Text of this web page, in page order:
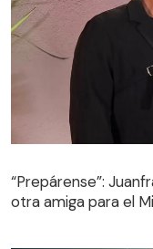
“Prepárense”:
otra amiga para el